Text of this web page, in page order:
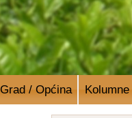
Grad / Općina Kolumne